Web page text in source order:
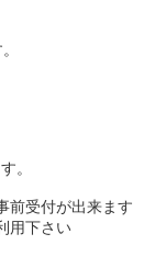
。
前受付が出来ます
用下さい